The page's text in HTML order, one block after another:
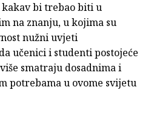
bi trebao biti u
na znanju, u kojima su
nužni uvjeti
učenici i studenti postojeće
smatraju dosadnima i
potrebama u ovome svijetu